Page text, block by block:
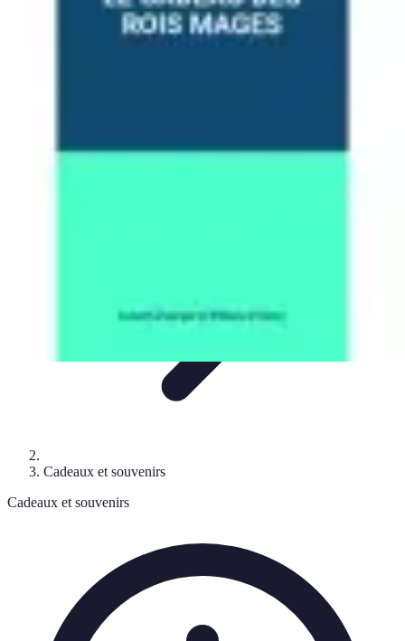
Discours et vœuxCadeaux et
Cadeaux et souvenirs
Cadeaux et souvenirs